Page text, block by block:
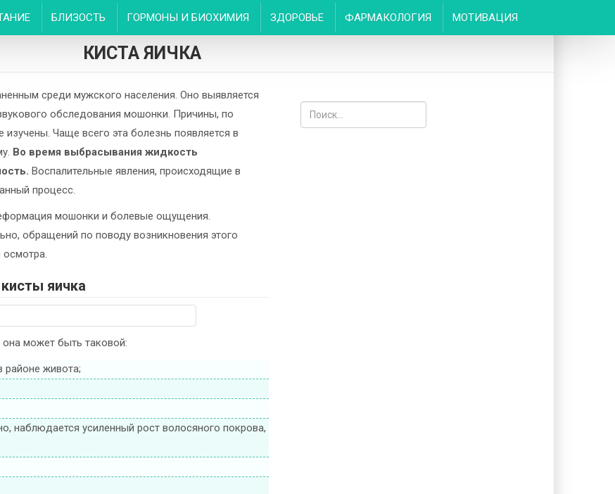
БЛИЗОСТЬ ГОРМОНЫ И БИОХИМИЯ ЗДОРОВЬЕ ФАРМАКОЛОГИЯ МОТИВАЦИЯ
КИСТА ЯИЧКА
среди мужского населения. Оно выявляется
обследования мошонки. Причины, по
Чаще всего эта болезнь появляется в
Во время выбрасывания жидкость
Воспалительные явления, происходящие в
процесс.
мошонки и болевые ощущения.
обращений по поводу возникновения этого
осмотра.
яичка
она может быть таковой:
районе живота;
наблюдается усиленный рост волосяного покрова,